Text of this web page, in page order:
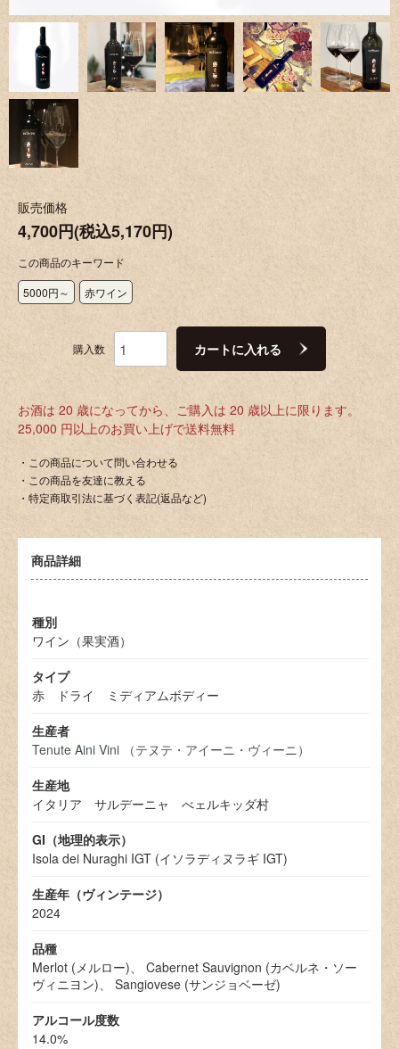
販売価格
4,700円(税込5,170円)
この商品のキーワード
5000円～
赤ワイン
購入数 カートに入れる
お酒は 20 歳になってから、ご購入は 20 歳以上に限ります。
25,000 円以上のお買い上げで送料無料
・この商品について問い合わせる
・この商品を友達に教える
・特定商取引法に基づく表記(返品など)
商品詳細
種別
ワイン（果実酒）
タイプ
赤 ドライ ミディアムボディー
生産者
Tenute Aini Vini （テヌテ・アイーニ・ヴィーニ）
生産地
イタリア サルデーニャ べェルキッダ村
GI（地理的表示）
Isola dei Nuraghi IGT (イソラディヌラギ IGT)
生産年（ヴィンテージ）
2024
品種
Merlot (メルロー)、 Cabernet Sauvignon (カベルネ・ソー
ヴィニヨン)、 Sangiovese (サンジョベーゼ)
アルコール度数
14.0%